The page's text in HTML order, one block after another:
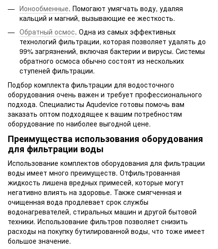
Ионообменные. Помогают умягчать воду, удаляя
кальций и магний, вызывающие ее жесткость.
Обратный осмос. Одна из самых эффективных
технологий фильтрации, которая позволяет удалять до
99% загрязнений, включая бактерии и вирусы. Системы
обратного осмоса обычно состоят из нескольких
ступеней фильтрации.
Подбор комплекта фильтрации для водосточного
оборудования очень важен и требует профессионального
подхода. Специалисты Aqudevice готовы помочь вам
заказать оптом подходящее к вашим потребностям
оборудование по наиболее выгодной цене.
Преимущества использования оборудования
для фильтрации воды
Использование комплектов оборудования для фильтрации
воды имеет много преимуществ. Отфильтрованная
жидкость лишена вредных примесей, которые могут
негативно влиять на здоровье. Также смягченная и
очищенная вода продлевает срок службы
водонагревателей, стиральных машин и другой бытовой
техники. Использование фильтров позволяет снизить
расходы на покупку бутилированной воды, что тоже имеет
большое значение.